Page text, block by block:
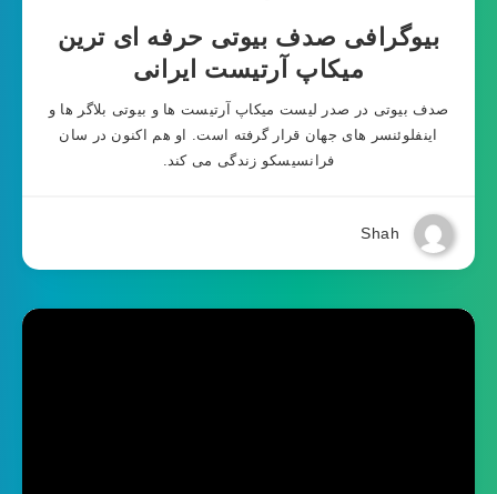
بیوگرافی صدف بیوتی حرفه ای ترین
میکاپ آرتیست ایرانی
صدف بیوتی در صدر لیست میکاپ آرتیست ها و بیوتی بلاگر ها و
اینفلوئنسر های جهان قرار گرفته است. او هم اکنون در سان
فرانسیسکو زندگی می کند.
Shah